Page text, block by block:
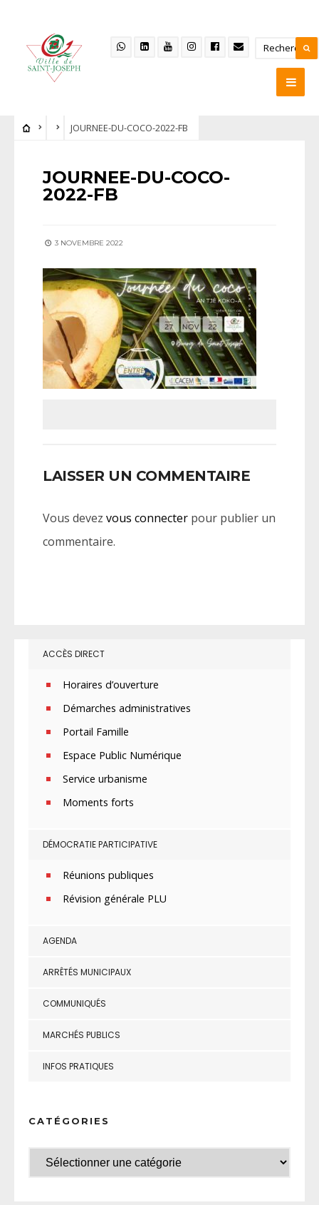
JOURNEE-DU-COCO-2022-FB
JOURNEE-DU-COCO-
2022-FB
3 NOVEMBRE 2022
LAISSER UN COMMENTAIRE
Vous devez vous connecter pour publier un
commentaire.
ACCÈS DIRECT
Horaires d’ouverture
Démarches administratives
Portail Famille
Espace Public Numérique
Service urbanisme
Moments forts
DÉMOCRATIE PARTICIPATIVE
Réunions publiques
Révision générale PLU
AGENDA
ARRÊTÉS MUNICIPAUX
COMMUNIQUÉS
MARCHÉS PUBLICS
INFOS PRATIQUES
CATÉGORIES